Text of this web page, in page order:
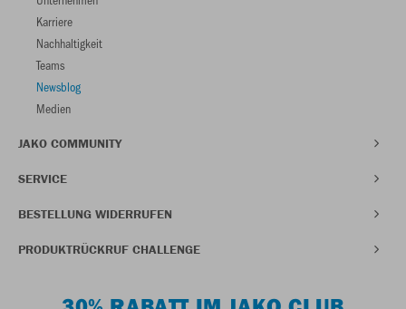
Karriere
Nachhaltigkeit
Teams
Newsblog
Medien
JAKO COMMUNITY
SERVICE
BESTELLUNG WIDERRUFEN
PRODUKTRÜCKRUF CHALLENGE